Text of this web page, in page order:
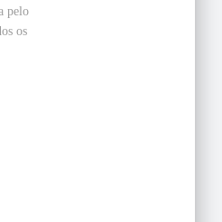
pelo
os